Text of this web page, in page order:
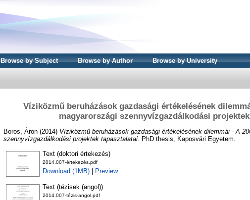
Browse by Subject Browse by Author Browse by University
Víziközmű beruházások gazdasági értékelésének
magyarországi szennyvízgazdálkodási
Boros, Áron (2014) Víziközmű beruházások gazdasági értékelésének dilemmái - A
szennyvízgazdálkodási projektek tapasztalatai. PhD thesis, Kaposvári Egyetem.
Text (doktori értekezés)
2014.007-értekezés.pdf
Download (1MB) Preview
Text (tézisek (angol))
2014.007-tézis-angol.pdf